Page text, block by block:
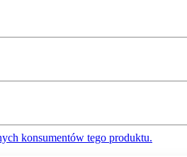
konsumentów tego produktu.